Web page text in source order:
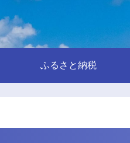
ふるさと納税